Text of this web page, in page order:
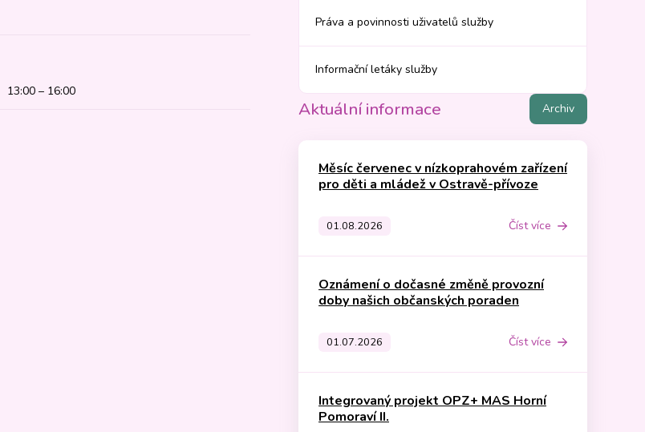
13:00 – 16:00
Práva a povinnosti uživatelů služby
Informační letáky služby
Aktuální informace Archiv
Měsíc červenec v nízkoprahovém zařízení
pro děti a mládež v Ostravě-přívoze
01.08.2026 Číst více
Oznámení o dočasné změně provozní
doby našich občanských poraden
01.07.2026 Číst více
Integrovaný projekt OPZ+ MAS Horní
Pomoraví II.